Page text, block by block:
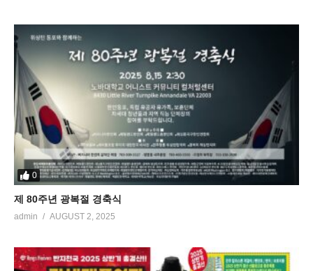
0
제 80주년 광복절 경축식
admin AUGUST 2, 2025